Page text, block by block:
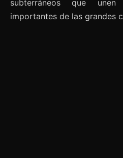
subterráneos que
importantes de las grandes